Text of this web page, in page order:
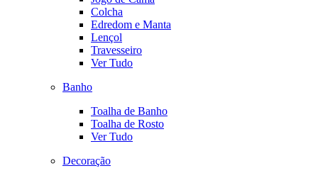
Colcha
Edredom e Manta
Lençol
Travesseiro
Ver Tudo
Banho
Toalha de Banho
Toalha de Rosto
Ver Tudo
Decoração